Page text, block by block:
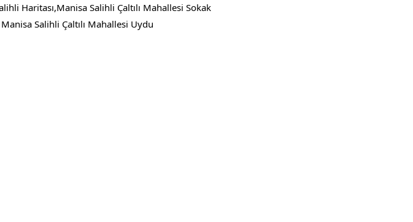
Haritası,Manisa Salihli Çaltılı Mahallesi Sokak
Salihli Çaltılı Mahallesi Uydu